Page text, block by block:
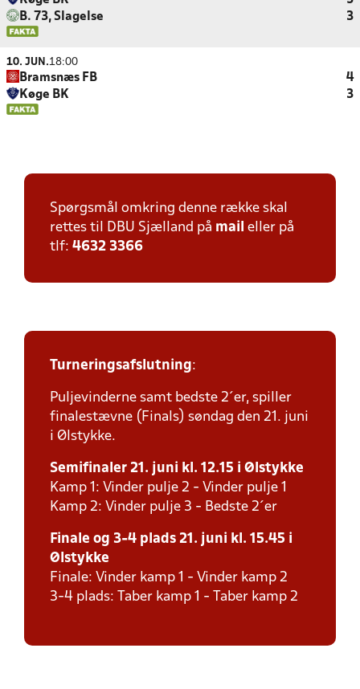
B. 73, Slagelse
3
10. JUN.18:00
Bramsnæs FB
4
Køge BK
3
Spørgsmål omkring denne række skal
rettes til DBU Sjælland på mail eller på
tlf: 4632 3366
Turneringsafslutning:
Puljevinderne samt bedste 2´er, spiller
finalestævne (Finals) søndag den 21. juni
i Ølstykke.
Semifinaler 21. juni kl. 12.15 i Ølstykke
Kamp 1: Vinder pulje 2 - Vinder pulje 1
Kamp 2: Vinder pulje 3 - Bedste 2´er
Finale og 3-4 plads 21. juni kl. 15.45 i
Ølstykke
Finale: Vinder kamp 1 - Vinder kamp 2
3-4 plads: Taber kamp 1 - Taber kamp 2